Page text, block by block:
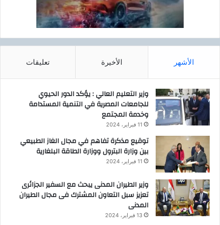
الأشهر الأخيرة تعليقات
وزير التعليم العالي : يؤكد الدور الحيوي
للجامعات المصرية في التنمية المستدامة
وخدمة المجتمع
11 فبراير، 2024
توقيع مذكرة تفاهم في مجال الغاز الطبيعي
بين وزارة البترول ووزارة الطاقة البلغارية
11 فبراير، 2024
وزير الطيران المدنى يبحث مع السفير الجزائرى
تعزيز سبل التعاون المشترك فى مجال الطيران
المدنى
13 فبراير، 2024